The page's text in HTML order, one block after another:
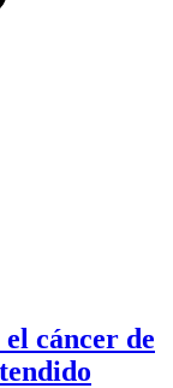
cáncer de